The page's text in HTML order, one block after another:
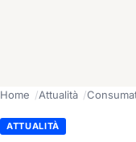
Home Attualità
ATTUALITÀ